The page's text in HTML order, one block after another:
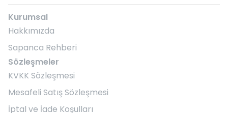
Kurumsal
Hakkımızda
Sapanca Rehberi
Sözleşmeler
KVKK Sözleşmesi
Mesafeli Satış Sözleşmesi
İptal ve İade Koşulları